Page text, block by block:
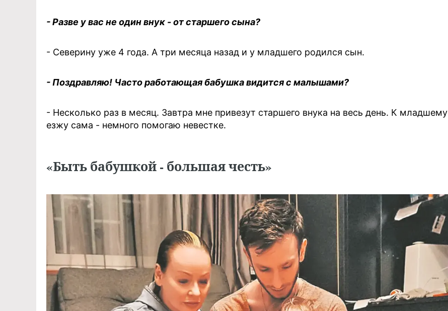
- Разве у вас не один внук - от старшего сына?
- Северину уже 4 года. А три месяца назад и у младшего родился сын.
- Поздравляю! Часто работающая бабушка видится с малышами?
- Несколько раз в месяц. Завтра мне привезут старшего внука на весь день. К младшему
езжу сама - немного помогаю невестке.
«Быть бабушкой - большая честь»